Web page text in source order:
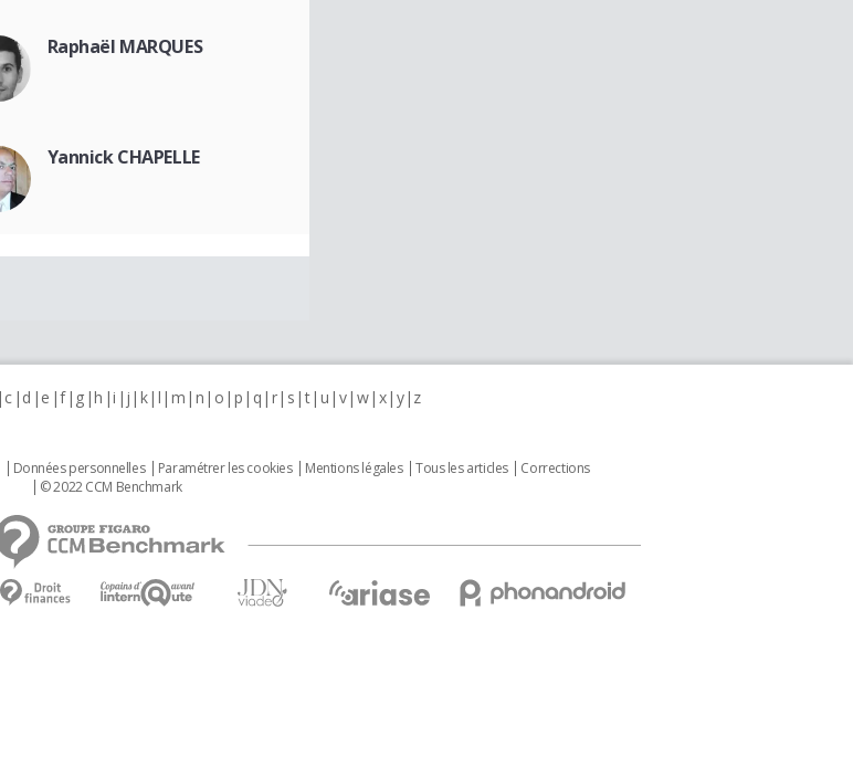
Raphaël MARQUES
Yannick CHAPELLE
c d e f g h i j k l m n o p q r s t u v w x y z
Données personnelles Paramétrer les cookies Mentions légales Tous les articles
Corrections
© 2022 CCM Benchmark